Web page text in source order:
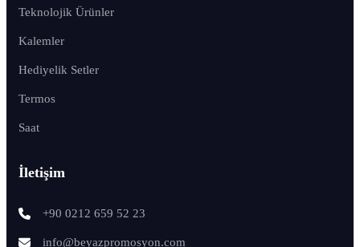
Teknolojik Ürünler
Kalemler
Hediyelik Setler
Termos
Saat
İletişim
+90 0212 659 52 23
info@beyazpromosyon.com